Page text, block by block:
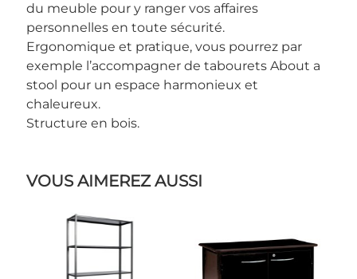
du meuble pour y ranger vos affaires
personnelles en toute sécurité.
Ergonomique et pratique, vous pourrez par
exemple l’accompagner de tabourets About a
stool pour un espace harmonieux et
chaleureux.
Structure en bois.
VOUS AIMEREZ AUSSI